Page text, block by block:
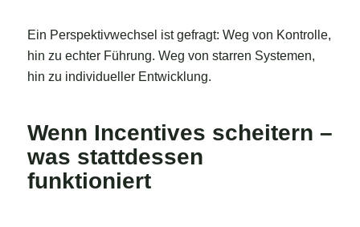
Ein Perspektivwechsel ist gefragt: Weg von Kontrolle,
hin zu echter Führung. Weg von starren Systemen,
hin zu individueller Entwicklung.
Wenn Incentives scheitern –
was stattdessen
funktioniert